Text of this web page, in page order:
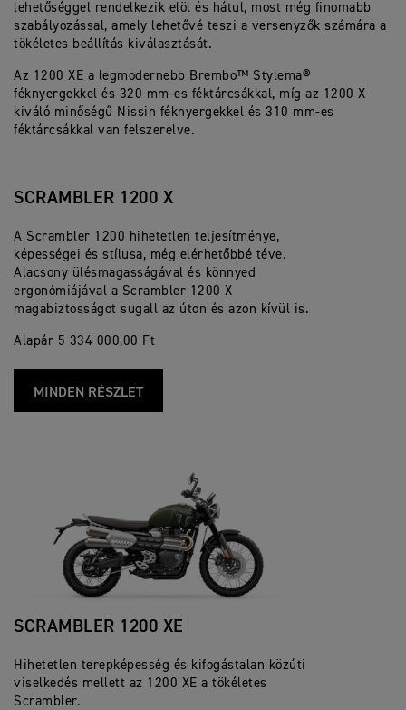
lehetőséggel rendelkezik elöl és hátul, most még finomabb
szabályozással, amely lehetővé teszi a versenyzők számára a
tökéletes beállítás kiválasztását.
Az 1200 XE a legmodernebb Brembo™ Stylema®
féknyergekkel és 320 mm-es féktárcsákkal, míg az 1200 X
kiváló minőségű Nissin féknyergekkel és 310 mm-es
féktárcsákkal van felszerelve.
SCRAMBLER 1200 X
A Scrambler 1200 hihetetlen teljesítménye,
képességei és stílusa, még elérhetőbbé téve.
Alacsony ülésmagasságával és könnyed
ergonómiájával a Scrambler 1200 X
magabiztosságot sugall az úton és azon kívül is.
Alapár 5 334 000,00 Ft
MINDEN RÉSZLET
SCRAMBLER 1200 XE
Hihetetlen terepképesség és kifogástalan közúti
viselkedés mellett az 1200 XE a tökéletes
Scrambler.